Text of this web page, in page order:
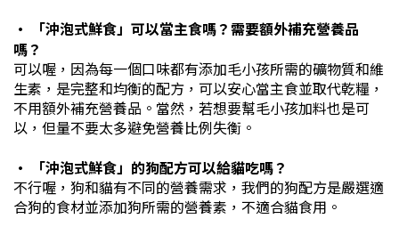
• 「沖泡式鮮食」 可以當主食嗎？需要額外補充營養品
嗎？
可以喔，因為每一個口味都有添加毛小孩所需的礦物質和維
生素，是完整和均衡的配方，可以安心當主食並取代乾糧，
不用額外補充營養品。當然，若想要幫毛小孩加料也是可
以，但量不要太多避免營養比例失衡。
• 「沖泡式鮮食」 的狗配方可以給貓吃嗎？
不行喔，狗和貓有不同的營養需求，我們的狗配方是嚴選適
合狗的食材並添加狗所需的營養素，不適合貓食用。